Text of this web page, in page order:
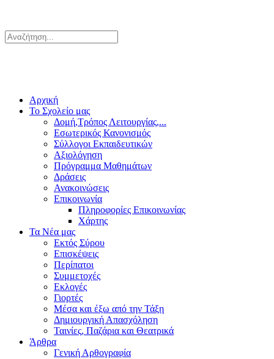
Αρχική
Το Σχολείο μας
Δομή,Τρόπος Λειτουργίας,...
Εσωτερικός Κανονισμός
Σύλλογοι Εκπαιδευτικών
Αξιολόγηση
Πρόγραμμα Μαθημάτων
Δράσεις
Ανακοινώσεις
Επικοινωνία
Πληροφορίες Επικοινωνίας
Χάρτης
Τα Νέα μας
Εκτός Σύρου
Επισκέψεις
Περίπατοι
Συμμετοχές
Εκλογές
Γιορτές
Μέσα και έξω από την Τάξη
Δημιουργική Απασχόληση
Ταινίες, Παζάρια και Θεατρικά
Άρθρα
Γενική Αρθογραφία